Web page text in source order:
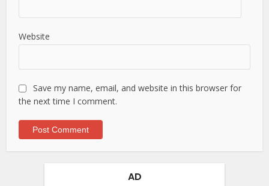
Website
Save my name, email, and website in this browser for
the next time I comment.
AD